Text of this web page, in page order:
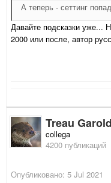
А теперь - сеттинг
Давайте подсказки уже...
2000 или после, автор
Treau Garold
collega
4200 публикаций
Опубликовано: 5 Jul 2021